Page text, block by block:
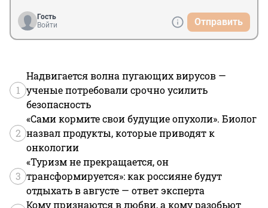
Гость
Войти
Отправить
1
Надвигается волна пугающих вирусов —
ученые потребовали срочно усилить
безопасность
2
«Сами кормите свои будущие опухоли». Биолог
назвал продукты, которые приводят к
онкологии
3
«Туризм не прекращается, он
трансформируется»: как россияне будут
отдыхать в августе — ответ эксперта
Кому признаются в любви, а кому разобьют